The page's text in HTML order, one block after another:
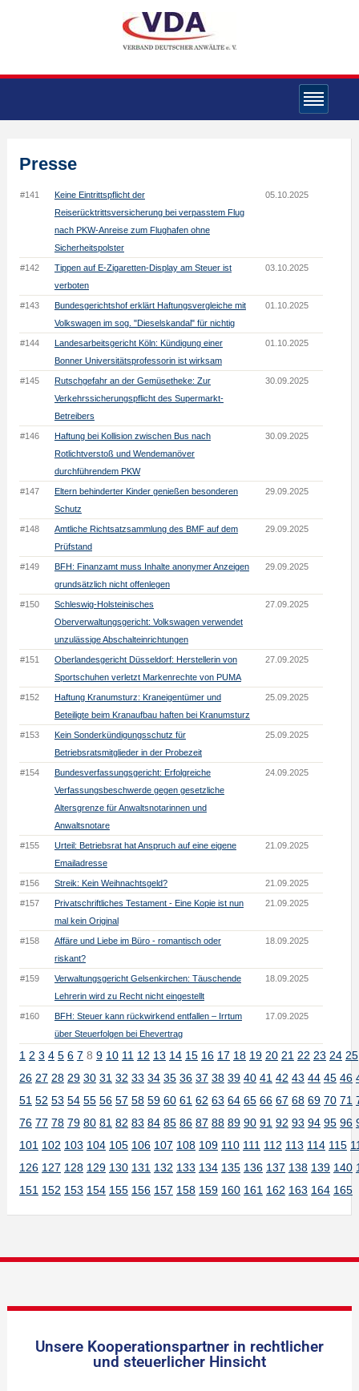
Presse
#141
Keine Eintrittspflicht der
Reiserücktrittsversicherung bei verpasstem Flug
nach PKW-Anreise zum Flughafen ohne
Sicherheitspolster
05.10.2025
#142
Tippen auf E-Zigaretten-Display am Steuer ist
verboten
03.10.2025
#143
Bundesgerichtshof erklärt Haftungsvergleiche mit
Volkswagen im sog. "Dieselskandal" für nichtig
01.10.2025
#144
Landesarbeitsgericht Köln: Kündigung einer
Bonner Universitätsprofessorin ist wirksam
01.10.2025
#145
Rutschgefahr an der Gemüsetheke: Zur
Verkehrssicherungspflicht des Supermarkt-
Betreibers
30.09.2025
#146
Haftung bei Kollision zwischen Bus nach
Rotlichtverstoß und Wendemanöver
durchführendem PKW
30.09.2025
#147
Eltern behinderter Kinder genießen besonderen
Schutz
29.09.2025
#148
Amtliche Richtsatzsammlung des BMF auf dem
Prüfstand
29.09.2025
#149
BFH: Finanzamt muss Inhalte anonymer Anzeigen
grundsätzlich nicht offenlegen
29.09.2025
#150
Schleswig-Holsteinisches
Oberverwaltungsgericht: Volkswagen verwendet
unzulässige Abschalteinrichtungen
27.09.2025
#151
Oberlandesgericht Düsseldorf: Herstellerin von
Sportschuhen verletzt Markenrechte von PUMA
27.09.2025
#152
Haftung Kranumsturz: Kraneigentümer und
Beteiligte beim Kranaufbau haften bei Kranumsturz
25.09.2025
#153
Kein Sonderkündigungsschutz für
Betriebsratsmitglieder in der Probezeit
25.09.2025
#154
Bundesverfassungsgericht: Erfolgreiche
Verfassungsbeschwerde gegen gesetzliche
Altersgrenze für Anwaltsnotarinnen und
Anwaltsnotare
24.09.2025
#155
Urteil: Betriebsrat hat Anspruch auf eine eigene
Emailadresse
21.09.2025
#156 Streik: Kein Weihnachtsgeld? 21.09.2025
#157
Privatschriftliches Testament - Eine Kopie ist nun
mal kein Original
21.09.2025
#158
Affäre und Liebe im Büro - romantisch oder
riskant?
18.09.2025
#159
Verwaltungsgericht Gelsenkirchen: Täuschende
Lehrerin wird zu Recht nicht eingestellt
18.09.2025
#160
BFH: Steuer kann rückwirkend entfallen – Irrtum
über Steuerfolgen bei Ehevertrag
17.09.2025
1 2 3 4 5 6 7 8 9 10 11 12 13 14 15 16 17 18 19 20 21 22 23 24 25
26 27 28 29 30 31 32 33 34 35 36 37 38 39 40 41 42 43 44 45 46
51 52 53 54 55 56 57 58 59 60 61 62 63 64 65 66 67 68 69 70 71
76 77 78 79 80 81 82 83 84 85 86 87 88 89 90 91 92 93 94 95 96
101 102 103 104 105 106 107 108 109 110 111 112 113 114 115
126 127 128 129 130 131 132 133 134 135 136 137 138 139 140
151 152 153 154 155 156 157 158 159 160 161 162 163 164 165
Unsere Kooperationspartner in rechtlicher
und steuerlicher Hinsicht